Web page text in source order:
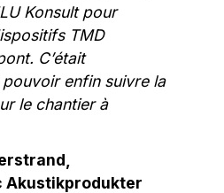
Konsult pour
TMD
C’était
enfin suivre la
le chantier à
Akustikprodukter